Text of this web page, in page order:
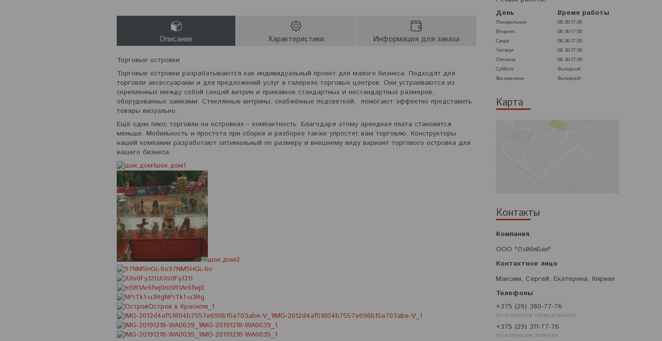
День
Время работы
Понедельник
08:30-17:00
Вторник
08:30-17:00
Среда
08:30-17:00
Четверг
08:30-17:00
Пятница
08:30-17:00
Суббота
Выходной
Воскресенье
Выходной
Карта
Контакты
ООО "ЛэйблБел"
Максим, Сергей, Екатерина, Кирилл
+375 (29) 380-77-76
по вопросам оборудования
+375 (29) 311-77-76
по вопросам этикетки
Описание Характеристики Информация для заказа
Торговые островки
Торговые островки разрабатываются как индивидуальный проект для малого бизнеса. Подходят для
торговли аксессуарами и для предложений услуг в галереях торговых центров. Они устраиваются из
скрепленных между собой секций витрин и прилавков стандартных и нестандартных размеров,
оборудованных замками. Стеклянные витрины, снабжённые подсветкой, помогают эффектно представить
товары визуально.
Ещё один плюс торговли на островках – компактность. Благодаря этому арендная плата становится
меньше. Мобильность и простота при сборке и разборке также упростят вам торговлю. Конструкторы
нашей компании разработают оптимальный по размеру и внешнему виду вариант торгового островка для
вашего бизнеса.
шок.дом1
шок.дом2
97NM5HGL-6o
JUis0FyJ2tI
mSR1Ar6fwj0
NPiTk1-u3Rg
Остров в Красном_1
IMG-2012d4af51804b7557e696b15a703abe-V_1
IMG-20191218-WA0039_1
IMG-20191218-WA0035_1